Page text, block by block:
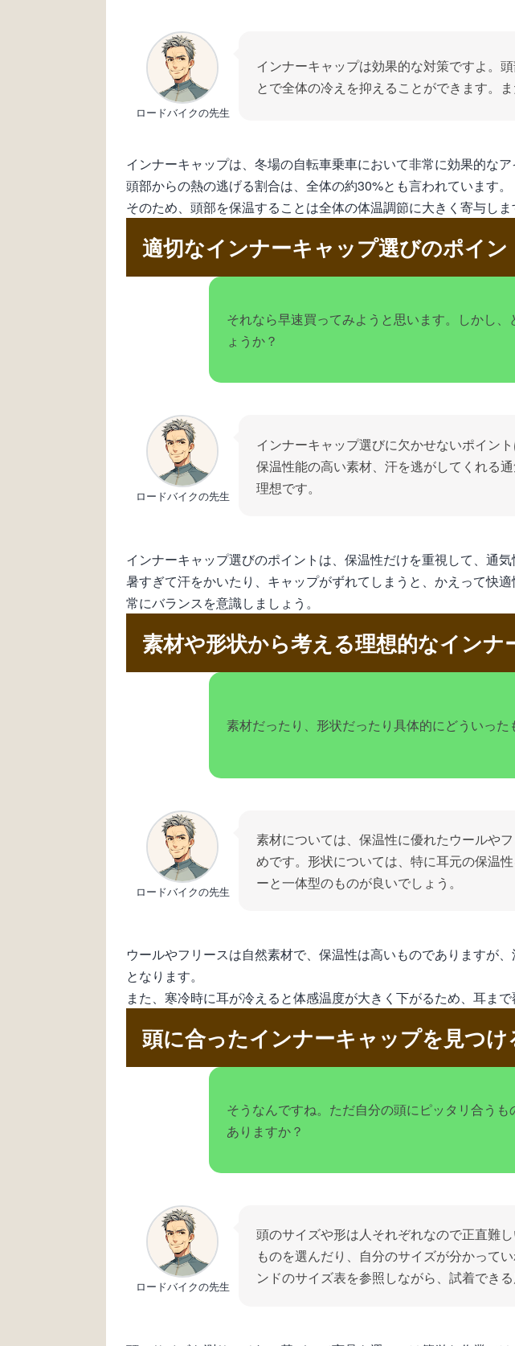
ロードバイクの先生
インナーキャップは効果的な対策ですよ。
とで全体の冷えを抑えることができます。
インナーキャップは、冬場の自転車乗車において非常に効果的なア
頭部からの熱の逃げる割合は、全体の約30%とも言われています。
そのため、頭部を保温することは全体の体温調節に大きく寄与しま
適切なインナーキャップ選びのポイン
それなら早速買ってみようと思います。しかし
ょうか？
ロードバイクの先生
インナーキャップ選びに欠かせないポイン
保温性能の高い素材、汗を逃がしてくれる
理想です。
インナーキャップ選びのポイントは、保温性だけを重視して、通
暑すぎて汗をかいたり、キャップがずれてしまうと、かえって快適
常にバランスを意識しましょう。
素材や形状から考える理想的なイン
素材だったり、形状だったり具体的にどういった
ロードバイクの先生
素材については、保温性に優れたウールや
めです。形状については、特に耳元の保温
ーと一体型のものが良いでしょう。
ウールやフリースは自然素材で、保温性は高いものでありますが
となります。
また、寒冷時に耳が冷えると体感温度が大きく下がるため、耳ま
頭に合ったインナーキャップを見つ
そうなんですね。ただ自分の頭にピッタリ合う
ありますか？
ロードバイクの先生
頭のサイズや形は人それぞれなので正直難
ものを選んだり、自分のサイズが分かって
ンドのサイズ表を参照しながら、試着でき